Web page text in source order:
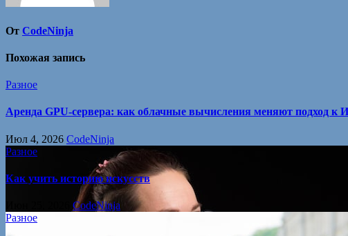
От CodeNinja
Похожая запись
Разное
Аренда GPU-сервера: как облачные вычисления меняют подход к
Июл 4, 2026 CodeNinja
Разное
Как учить историю искусств
CodeNinja
Разное